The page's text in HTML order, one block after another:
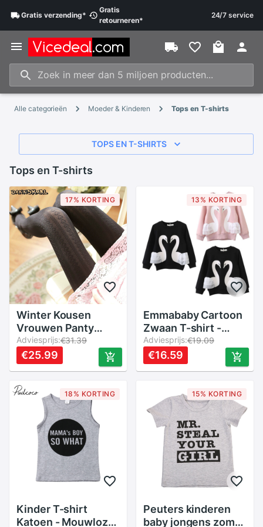
Gratisverzending*
Gratis
retourneren*
24/7 service
Alle categorieën Moeder & Kinderen Tops en T-shirts
TOPS EN T-SHIRTS
Tops en T-shirts
17% KORTING
Winter Kousen
Vrouwen Panty
Herfst Fluwelen
Panty Vrouwen 3D
Liefde Vrouwelijke
Vrouwen Zijden
Kousen Collant
Adviesprijs:€31.39
€25.99
13% KORTING
Emmababy Cartoon
Zwaan T-shirt -
Katoen Lange Mouw
Kant Top - Kinder
Baby Meisjes Ronde
Adviesprijs:€19.09
€16.59
18% KORTING
Kinder T-shirt
Katoen - Mouwloze
15% KORTING
Peuters kinderen
baby jongens zomer